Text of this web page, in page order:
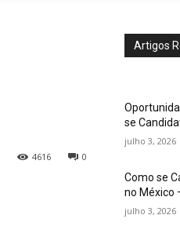
0
4616
Artigos
se
julho 3, 2026
Como se
no México
julho 3, 2026